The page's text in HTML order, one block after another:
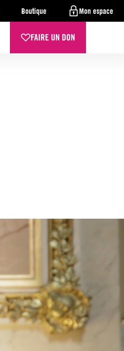
Boutique Mon espace
FAIRE UN DON